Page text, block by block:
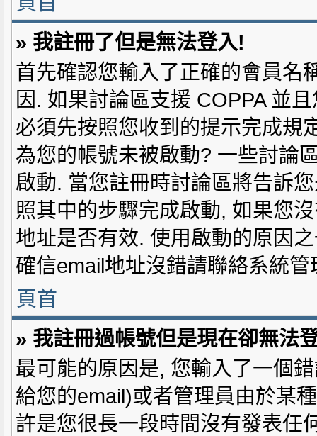
» 我註冊了但是無法登入!
首先確認您輸入了正確的會員名
因. 如果討論區支援 COPPA 並
必須先按照您收到的提示完成規
為您的帳號未被啟動? 一些討論
啟動. 當您註冊時討論區將告訴
照其中的步驟完成啟動, 如果您
地址是否有效. 使用啟動的原因
確信email地址沒錯請聯絡系統管
頁首
» 我註冊過帳號但是現在卻無法
最可能的原因是, 您輸入了一個
給您的email)或者管理員由於某
許是您很長一段時間沒有發表任